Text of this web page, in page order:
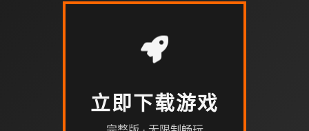
立即下载游戏